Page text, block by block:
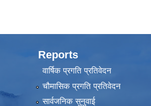
Reports
वार्षिक प्रगति प्रतिवेदन
चौमासिक प्रगति प्रतिवेदन
सार्वजनिक सुनुवाई